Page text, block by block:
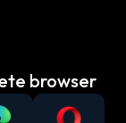
browser